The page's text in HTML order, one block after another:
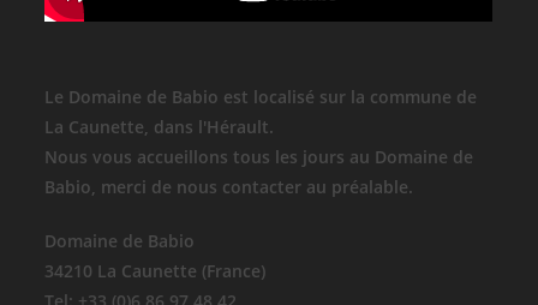
Le Domaine de Babio est localisé sur la commune de
La Caunette, dans l'Hérault.
Nous vous accueillons tous les jours au Domaine de
Babio, merci de nous contacter au préalable.
Domaine de Babio
34210 La Caunette (France)